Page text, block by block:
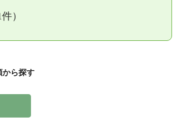
）
から探す